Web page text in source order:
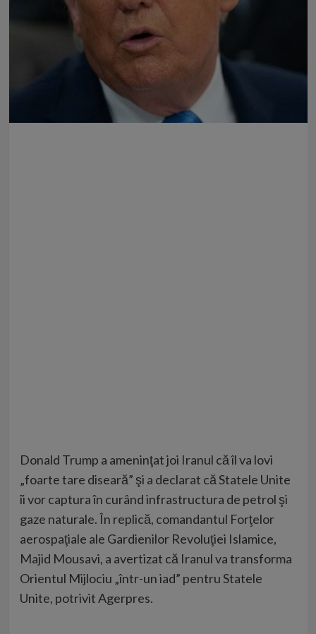
Donald Trump a ameninţat joi Iranul că îl va lovi
„foarte tare diseară” şi a declarat că Statele Unite
îi vor captura în curând infrastructura de petrol şi
gaze naturale. În replică, comandantul Forţelor
aerospaţiale ale Gardienilor Revoluţiei Islamice,
Majid Mousavi, a avertizat că Iranul va transforma
Orientul Mijlociu „într-un iad” pentru Statele
Unite, potrivit Agerpres.